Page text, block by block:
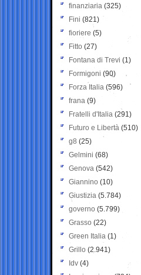
finanziaria (325)
Fini (821)
fioriere (5)
Fitto (27)
Fontana di Trevi (1)
Formigoni (90)
Forza Italia (596)
frana (9)
Fratelli d'Italia (291)
Futuro e Libertà (510)
g8 (25)
Gelmini (68)
Genova (542)
Giannino (10)
Giustizia (5.784)
governo (5.799)
Grasso (22)
Green Italia (1)
Grillo (2.941)
Idv (4)